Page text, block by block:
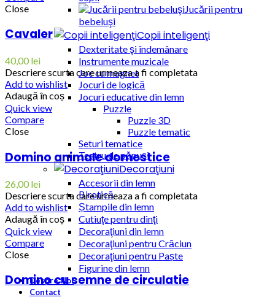
Jucării pentru
bebeluşi
Copii inteligenţi
Dexteritate şi îndemânare
Instrumente muzicale
Joc cu magnet
Jocuri de logică
Jocuri educative din lemn
Puzzle
Puzzle 3D
Puzzle tematic
Seturi tematice
Teatru de păpuşi
Decoraţiuni
Accesorii din lemn
Birotică
Ștampile din lemn
Cutiuţe pentru dinţi
Decoraţiuni din lemn
Decoraţiuni pentru Crăciun
Decoraţiuni pentru Paște
Figurine din lemn
Despre Noi
Contact
Close
Cavaler
40,00lei
Descriere scurta care urmeaza a fi completata
Add to wishlist
Adaugă în coș
Quick view
Compare
Close
Domino animale domestice
26,00lei
Descriere scurta care urmeaza a fi completata
Add to wishlist
Adaugă în coș
Quick view
Compare
Close
Domino cu semne de circulatie